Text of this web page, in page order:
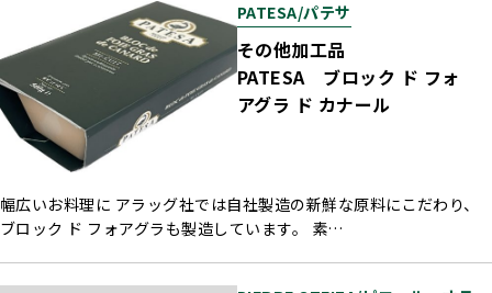
PATESA/パテサ
その他加工品
PATESA ブロック ド フォ
アグラ ド カナール
幅広いお料理に アラッグ社では自社製造の新鮮な原料にこだわり、
ブロック ド フォアグラも製造しています。 素…